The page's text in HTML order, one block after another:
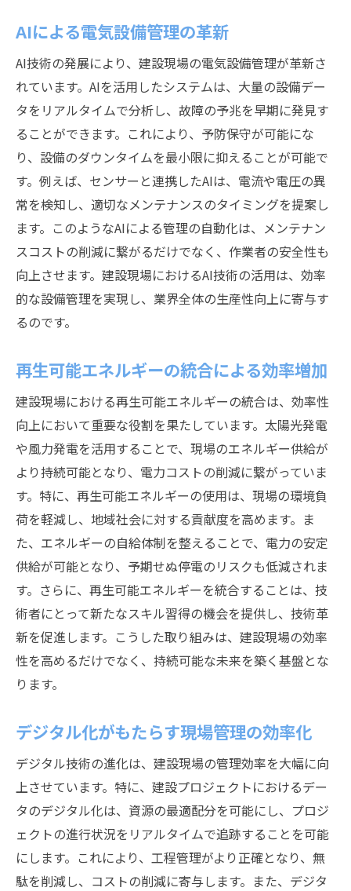
AIによる電気設備管理の革新
AI技術の発展により、建設現場の電気設備管理が革新さ
れています。AIを活用したシステムは、大量の設備デー
タをリアルタイムで分析し、故障の予兆を早期に発見す
ることができます。これにより、予防保守が可能にな
り、設備のダウンタイムを最小限に抑えることが可能で
す。例えば、センサーと連携したAIは、電流や電圧の異
常を検知し、適切なメンテナンスのタイミングを提案し
ます。このようなAIによる管理の自動化は、メンテナン
スコストの削減に繋がるだけでなく、作業者の安全性も
向上させます。建設現場におけるAI技術の活用は、効率
的な設備管理を実現し、業界全体の生産性向上に寄与す
るのです。
再生可能エネルギーの統合による効率増加
建設現場における再生可能エネルギーの統合は、効率性
向上において重要な役割を果たしています。太陽光発電
や風力発電を活用することで、現場のエネルギー供給が
より持続可能となり、電力コストの削減に繋がっていま
す。特に、再生可能エネルギーの使用は、現場の環境負
荷を軽減し、地域社会に対する貢献度を高めます。ま
た、エネルギーの自給体制を整えることで、電力の安定
供給が可能となり、予期せぬ停電のリスクも低減されま
す。さらに、再生可能エネルギーを統合することは、技
術者にとって新たなスキル習得の機会を提供し、技術革
新を促進します。こうした取り組みは、建設現場の効率
性を高めるだけでなく、持続可能な未来を築く基盤とな
ります。
デジタル化がもたらす現場管理の効率化
デジタル技術の進化は、建設現場の管理効率を大幅に向
上させています。特に、建設プロジェクトにおけるデー
タのデジタル化は、資源の最適配分を可能にし、プロジ
ェクトの進行状況をリアルタイムで追跡することを可能
にします。これにより、工程管理がより正確となり、無
駄を削減し、コストの削減に寄与します。また、デジタ